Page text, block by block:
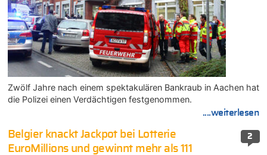
Zwölf Jahre nach einem spektakulären Bankraub in Aachen hat
die Polizei einen Verdächtigen festgenommen.
....weiterlesen
2
Belgier knackt Jackpot bei Lotterie
EuroMillions und gewinnt mehr als 111